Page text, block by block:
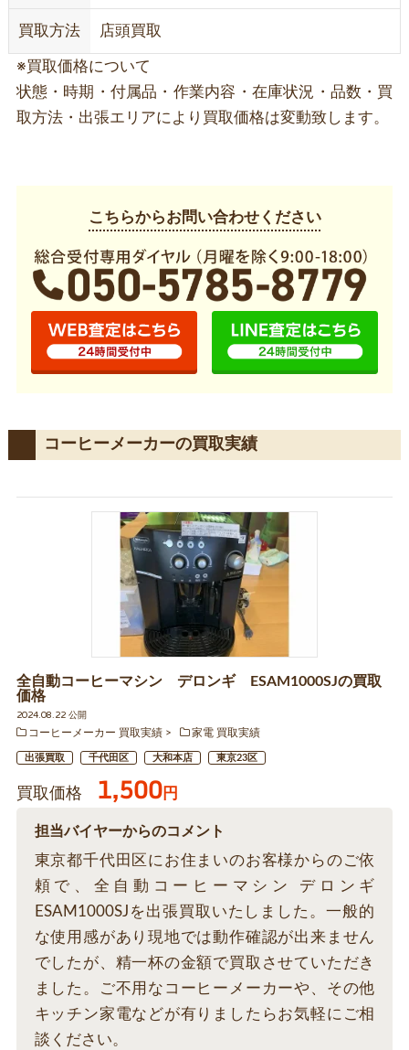
買取方法 店頭買取
※買取価格について
状態・時期・付属品・作業内容・在庫状況・品数・買
取方法・出張エリアにより買取価格は変動致します。
こちらからお問い合わせください
コーヒーメーカーの買取実績
全自動コーヒーマシン デロンギ ESAM1000SJの買取
価格
2024.08.22 公開
コーヒーメーカー 買取実績
家電 買取実績
出張買取 千代田区 大和本店 東京23区
買取価格 1,500円
担当バイヤーからのコメント
東京都千代田区にお住まいのお客様からのご依
頼で、全自動コーヒーマシン デロンギ
ESAM1000SJを出張買取いたしました。一般的
な使用感があり現地では動作確認が出来ません
でしたが、精一杯の金額で買取させていただき
ました。ご不用なコーヒーメーカーや、その他
キッチン家電などが有りましたらお気軽にご相
談ください。